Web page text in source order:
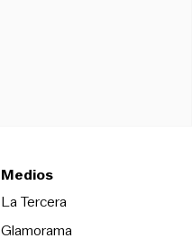
Medios
La TerceraOpens in new
Glamorama